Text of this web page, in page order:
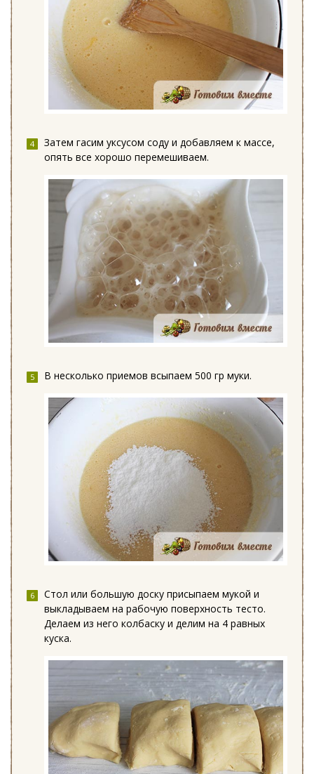
Затем гасим уксусом соду и добавляем к массе,
опять все хорошо перемешиваем.
В несколько приемов всыпаем 500 гр муки.
Стол или большую доску присыпаем мукой и
выкладываем на рабочую поверхность тесто.
Делаем из него колбаску и делим на 4 равных
куска.